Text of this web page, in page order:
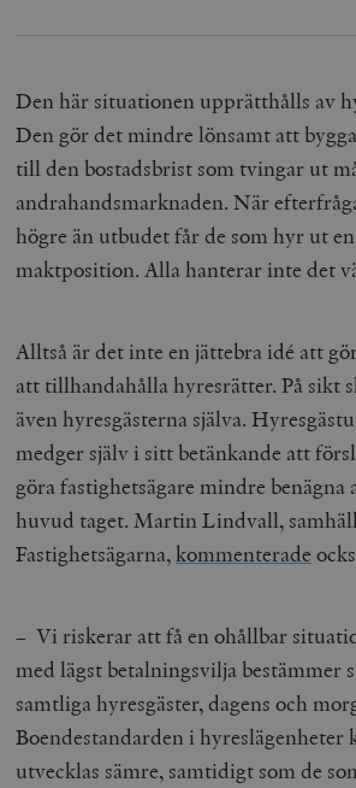
Den här situationen upprätthålls av
Den gör det mindre lönsamt att
till den bostadsbrist som tvingar ut
andrahandsmarknaden. När
högre än utbudet får de som hyr ut
maktposition. Alla hanterar inte det
Alltså är det inte en jättebra idé att
att tillhandahålla hyresrätter. På sikt
även hyresgästerna själva.
medger själv i sitt betänkande att
göra fastighetsägare mindre benägna
huvud taget. Martin Lindvall,
Fastighetsägarna,kommenterade
– Vi riskerar att få en ohållbar
med lägst betalningsvilja bestämmer
samtliga hyresgäster, dagens och
Boendestandarden i hyreslägenheter
utvecklas sämre, samtidigt som de